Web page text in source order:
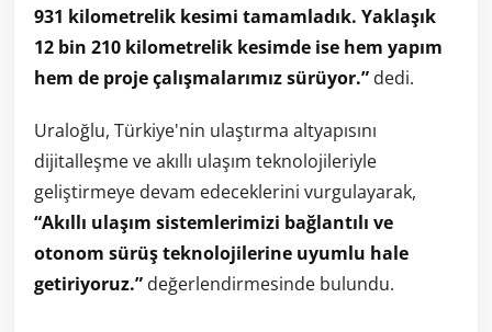
931 kilometrelik kesimi tamamladık. Yaklaşık
12 bin 210 kilometrelik kesimde ise hem yapım
hem de proje çalışmalarımız sürüyor.” dedi.
Uraloğlu, Türkiye'nin ulaştırma altyapısını
dijitalleşme ve akıllı ulaşım teknolojileriyle
geliştirmeye devam edeceklerini vurgulayarak,
“Akıllı ulaşım sistemlerimizi bağlantılı ve
otonom sürüş teknolojilerine uyumlu hale
getiriyoruz.” değerlendirmesinde bulundu.